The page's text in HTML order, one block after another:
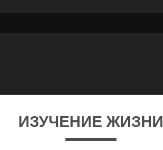
ИЗУЧЕНИЕ ЖИЗНИ